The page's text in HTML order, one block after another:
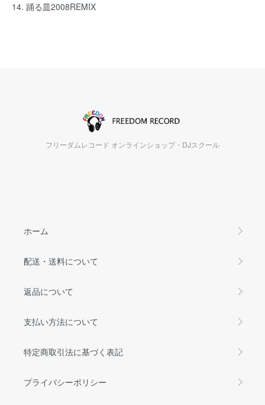
14. 踊る皿2008REMIX
フリーダムレコード オンラインショップ・DJスクール
ホーム
配送・送料について
返品について
支払い方法について
特定商取引法に基づく表記
プライバシーポリシー